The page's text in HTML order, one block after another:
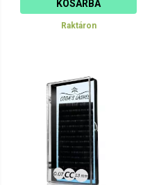
KOSÁRBA
Raktáron